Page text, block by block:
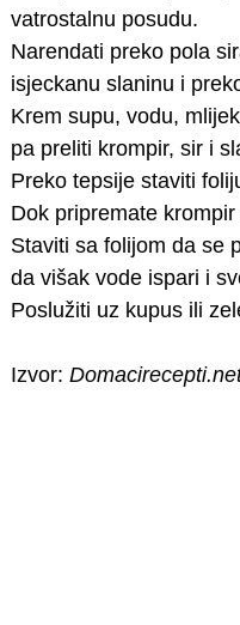
vatrostalnu posudu.
Narendati preko pola
isjeckanu slaninu i
Krem supu, vodu,
pa preliti krompir, sir i
Preko tepsije staviti
Dok pripremate
Staviti sa folijom da se
da višak vode ispari i
Poslužiti uz kupus ili
Izvor: